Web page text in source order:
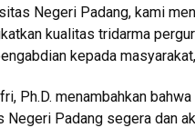
Negeri Padang, kami
kualitas tridarma
kepada
Ph.D. menambahkan
Padang segera dan